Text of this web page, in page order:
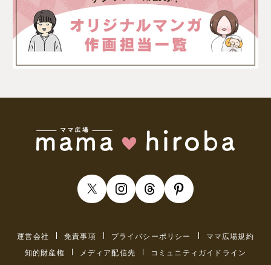
運営会社 免責事項 プライバシーポリシー
ママ広場規約
知的財産権
メディア配信先 コミュニティガイドライン